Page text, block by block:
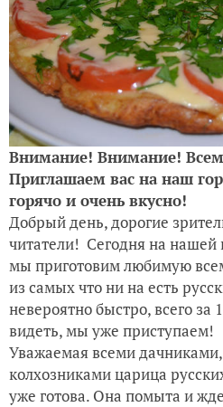
Внимание! Внимание!
Приглашаем вас на наш
горячо и очень вкусно!
Добрый день, дорогие
читатели! Сегодня на
мы приготовим любимую
из самых что ни на есть
невероятно быстро, всего
видеть, мы уже приступаем!
Уважаемая всеми
колхозниками царица
уже готова. Она помыта и